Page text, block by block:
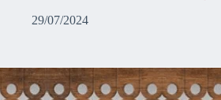
29/07/2024